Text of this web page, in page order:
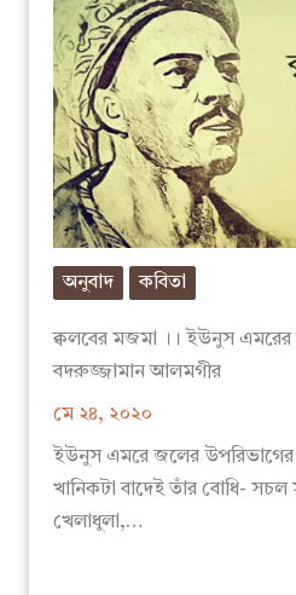
অনুবাদ কবিতা
বদরুজ্জামান আলমগীর
মে ২৪, ২০২০
ইউনুস এমরে জলের উপরিভাগের
খানিকটা বাদেই তাঁর বোধি- সচল
খেলাধুলা,…